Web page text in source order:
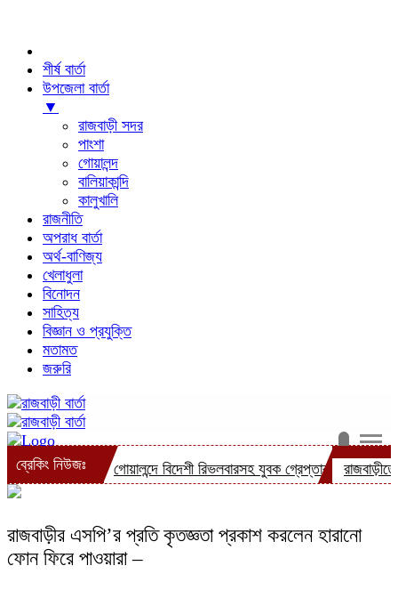
শীর্ষ বার্তা
উপজেলা বার্তা
▼
রাজবাড়ী সদর
পাংশা
গোয়ালন্দ
বালিয়াকান্দি
কালুখালি
রাজনীতি
অপরাধ বার্তা
অর্থ-বাণিজ্য
খেলাধুলা
বিনোদন
সাহিত্য
বিজ্ঞান ও প্রযুক্তি
মতামত
জরুরি
ব্রেকিং নিউজঃগোয়ালন্দে বিদেশী রিভলবারসহ যুবক গ্রেপ্তার রাজবাড়ীতে সড়ক
রাজবাড়ীর এসপি’র প্রতি কৃতজ্ঞতা প্রকাশ করলেন হারানো
ফোন ফিরে পাওয়ারা –